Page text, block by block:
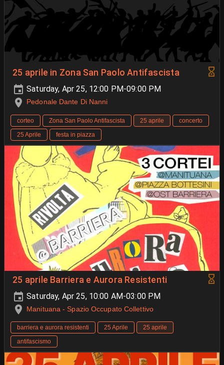
25 aprile in Zona San Paolo Antifascista
Saturday, Apr 25, 12:00 PM-09:00 PM
Pedonale Dante Di Nanni
corteo Zona San Paolo Antifascista 25 aprile
concerto
25 Aprile
festa in piazza
25 aprile Barriera e Aurora Resistenti
Saturday, Apr 25, 10:00 AM-03:00 PM
Manituana - Spazio Occupato Collettivo
barriera e aurora resistenti 25 Aprile
25 aprile
antifascismo